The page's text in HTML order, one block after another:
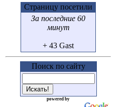
Страницу посетили
За последние 60
минут
+ 43 Gast
Поиск по сайту
powered by